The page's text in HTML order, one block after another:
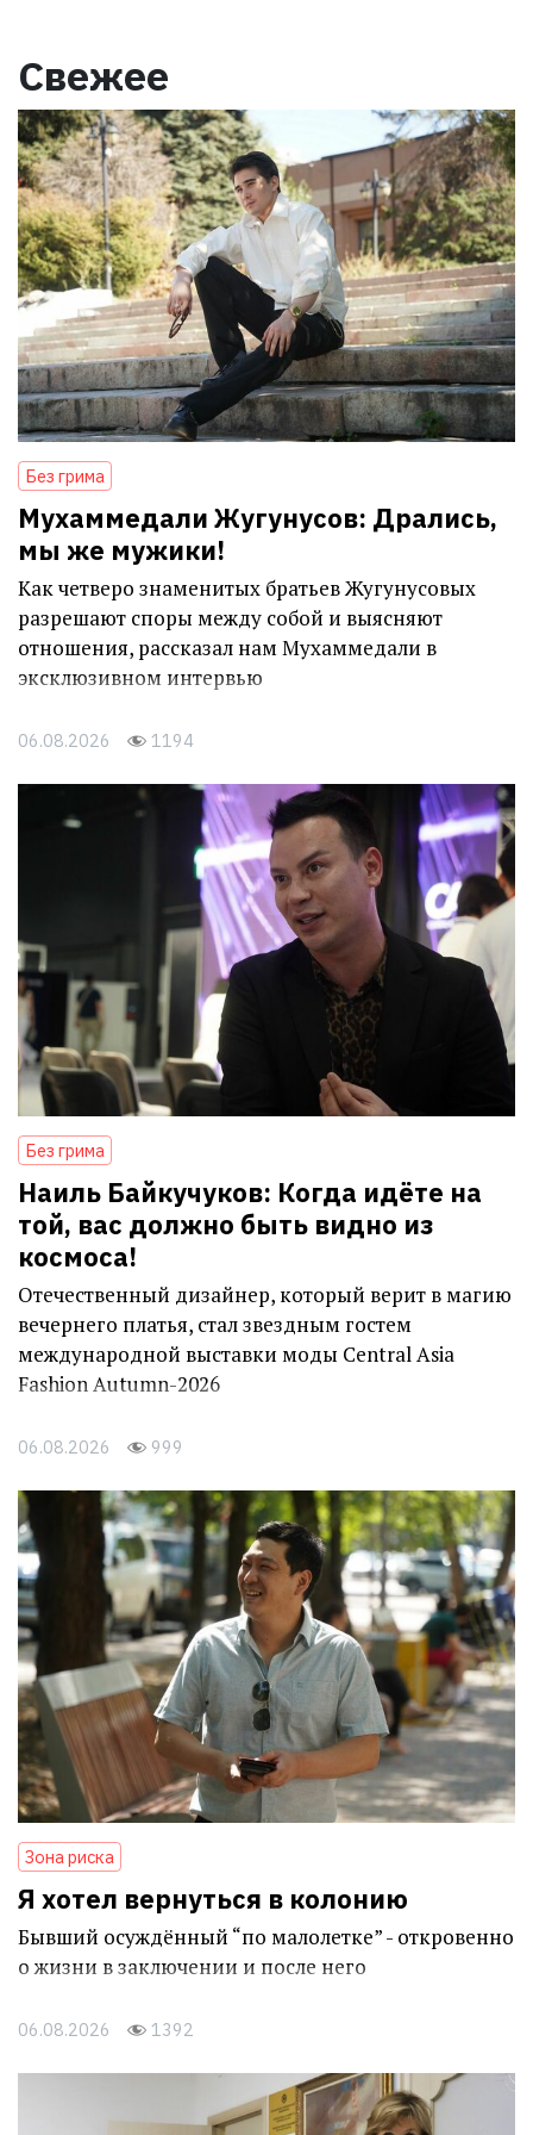
Свежее
Без грима
Мухаммедали Жугунусов: Дрались,
мы же мужики!
Как четверо знаменитых братьев Жугунусовых
разрешают споры между собой и выясняют
отношения, рассказал нам Мухаммедали в
эксклюзивном интервью
06.08.2026 1194
Без грима
Наиль Байкучуков: Когда идёте на
той, вас должно быть видно из
космоса!
Отечественный дизайнер, который верит в магию
вечернего платья, стал звездным гостем
международной выставки моды Central Asia
Fashion Autumn-2026
06.08.2026 999
Зона риска
Я хотел вернуться в колонию
Бывший осуждённый “по малолетке” - откровенно
о жизни в заключении и после него
06.08.2026 1392